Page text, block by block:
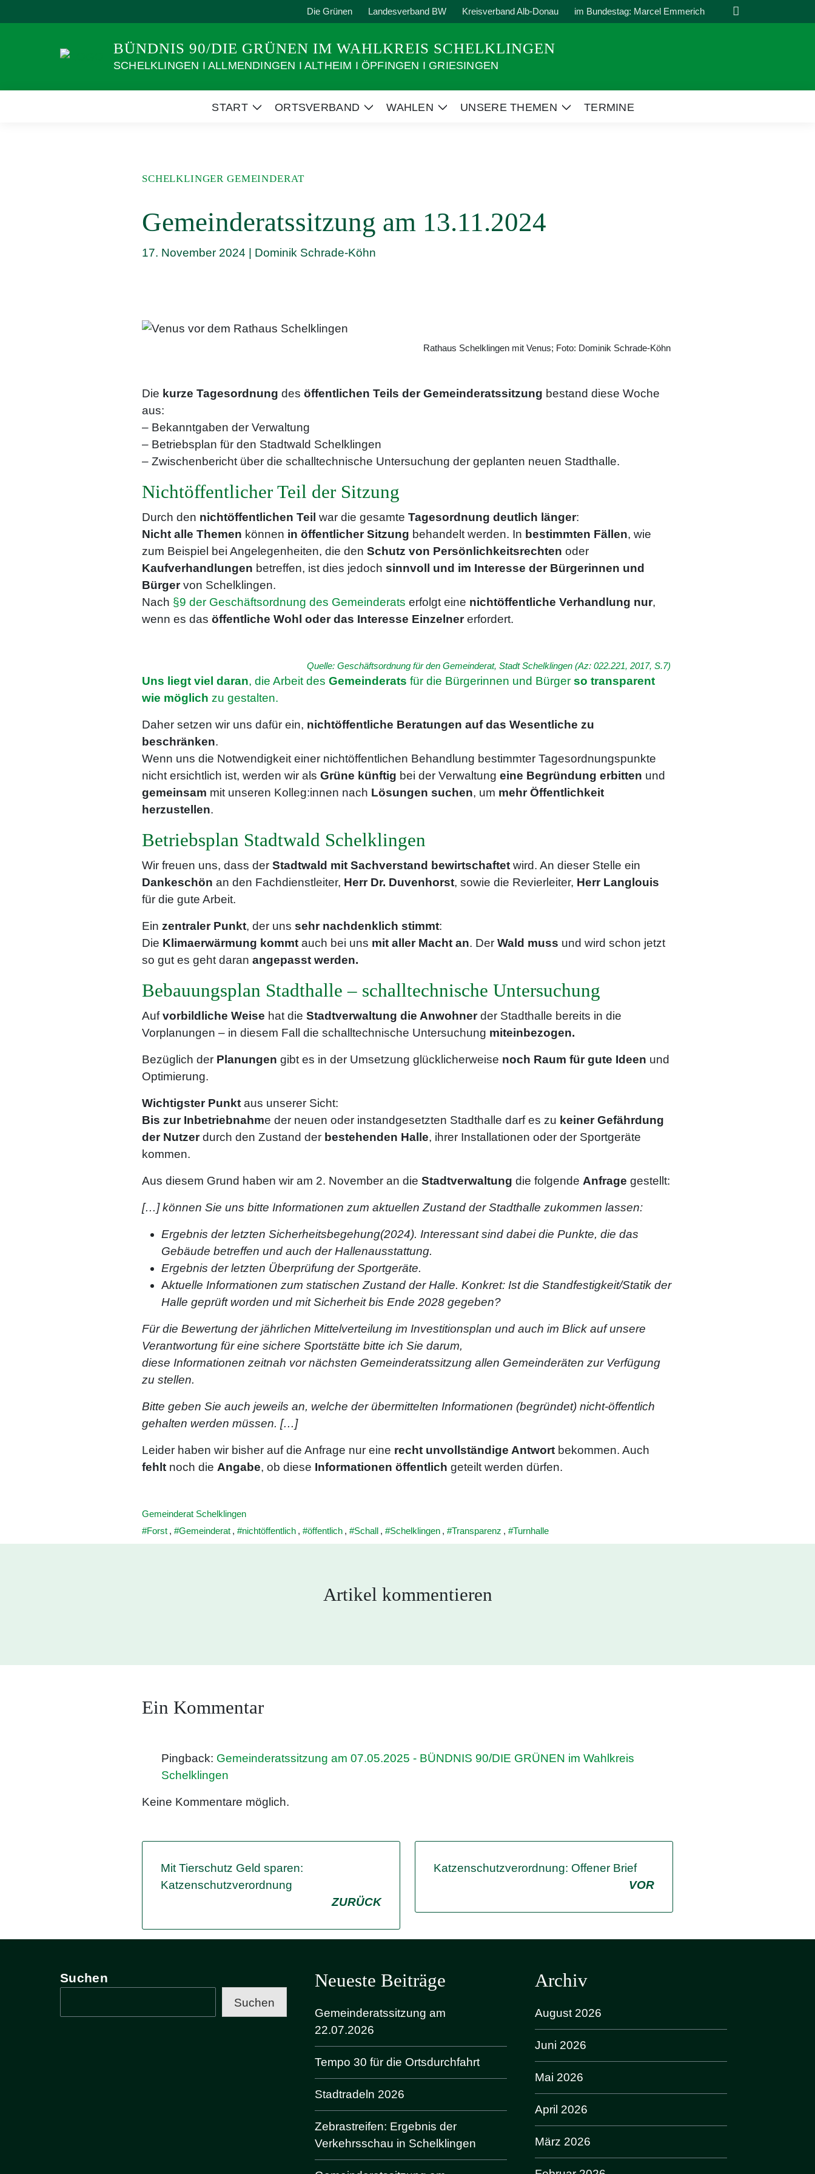
zum
Die Grünen Landesverband BW Kreisverband Alb-Donau im Bundestag: Marcel Emmerich Suche
BÜNDNIS 90/DIE GRÜNEN IM WAHLKREIS SCHELKLINGEN
SCHELKLINGEN I ALLMENDINGEN I ALTHEIM I ÖPFINGEN I GRIESINGEN
START
Zeige
ORTSVERBAND
Zeige
WAHLEN
Zeige
UNSERE THEMEN
Zeige
TERMINE
SCHELKLINGER GEMEINDERAT
Gemeinderatssitzung am 13.11.2024
17. November 2024 Dominik Schrade-Köhn
Rathaus Schelklingen mit Venus; Foto: Dominik Schrade-Köhn
Die kurze Tagesordnung des öffentlichen Teils der Gemeinderatssitzung bestand diese Woche
aus:
– Bekanntgaben der Verwaltung
– Betriebsplan für den Stadtwald Schelklingen
– Zwischenbericht über die schalltechnische Untersuchung der geplanten neuen Stadthalle.
Nichtöffentlicher Teil der Sitzung
Durch den nichtöffentlichen Teil war die gesamte Tagesordnung deutlich länger:
Nicht alle Themen können in öffentlicher Sitzung behandelt werden. In bestimmten Fällen, wie
zum Beispiel bei Angelegenheiten, die den Schutz von Persönlichkeitsrechten oder
Kaufverhandlungen betreffen, ist dies jedoch sinnvoll und im Interesse der Bürgerinnen und
Bürgervon Schelklingen.
Nach §9 der Geschäftsordnung des Gemeinderats erfolgt eine nichtöffentliche Verhandlung nur,
wenn es das öffentliche Wohl oder das Interesse Einzelnererfordert.
Quelle: Geschäftsordnung für den Gemeinderat, Stadt Schelklingen (Az: 022.221, 2017, S.7)
Uns liegt viel daran, die Arbeit des Gemeinderats für die Bürgerinnen und Bürger so transparent
wie möglich zu gestalten.
Daher setzen wir uns dafür ein, nichtöffentliche Beratungen auf das Wesentliche zu
beschränken.
Wenn uns die Notwendigkeit einer nichtöffentlichen Behandlung bestimmter Tagesordnungspunkte
nicht ersichtlich ist, werden wir als Grüne künftig bei der Verwaltung eine Begründung erbitten und
gemeinsam mit unseren Kolleg:innen nach Lösungen suchen, um mehr Öffentlichkeit
herzustellen.
Betriebsplan Stadtwald Schelklingen
Wir freuen uns, dass der Stadtwald mit Sachverstand bewirtschaftet wird. An dieser Stelle ein
Dankeschön an den Fachdienstleiter, Herr Dr. Duvenhorst, sowie die Revierleiter, Herr Langlouis
für die gute Arbeit.
Ein zentraler Punkt, der uns sehr nachdenklich stimmt:
Die Klimaerwärmung kommt auch bei uns mit aller Macht an. Der Wald muss und wird schon jetzt
so gut es geht daran angepasst werden.
Bebauungsplan Stadthalle – schalltechnische Untersuchung
Aufvorbildliche Weise hat die Stadtverwaltung die Anwohnerder Stadthalle bereits in die
Vorplanungen – in diesem Fall die schalltechnische Untersuchung miteinbezogen.
Bezüglich der Planungen gibt es in der Umsetzung glücklicherweise noch Raum für gute Ideen und
Optimierung.
Wichtigster Punkt aus unserer Sicht:
Bis zur Inbetriebnahme der neuen oder instandgesetzten Stadthalle darf es zu keiner Gefährdung
der Nutzerdurch den Zustand der bestehenden Halle, ihrer Installationen oder der Sportgeräte
kommen.
Aus diesem Grund haben wir am 2. November an die Stadtverwaltung die folgende Anfrage gestellt:
[…] können Sie uns bitte Informationen zum aktuellen Zustand der Stadthalle zukommen lassen:
Ergebnis der letzten Sicherheitsbegehung(2024). Interessant sind dabei die Punkte, die das
Gebäude betreffen und auch der Hallenausstattung.
Ergebnis der letzten Überprüfung der Sportgeräte.
Aktuelle Informationen zum statischen Zustand der Halle. Konkret: Ist die Standfestigkeit/Statik der
Halle geprüft worden und mit Sicherheit bis Ende 2028 gegeben?
Für die Bewertung der jährlichen Mittelverteilung im Investitionsplan und auch im Blick auf unsere
Verantwortung für eine sichere Sportstätte bitte ich Sie darum,
diese Informationen zeitnah vor nächsten Gemeinderatssitzung allen Gemeinderäten zur Verfügung
zu stellen.
Bitte geben Sie auch jeweils an, welche der übermittelten Informationen (begründet) nicht-öffentlich
gehalten werden müssen. […]
Leider haben wir bisher auf die Anfrage nur eine recht unvollständige Antwort bekommen. Auch
fehlt noch die Angabe, ob diese Informationen öffentlich geteilt werden dürfen.
Gemeinderat Schelklingen
Forst , Gemeinderat , nichtöffentlich , öffentlich , Schall , Schelklingen , Transparenz , Turnhalle
Artikel kommentieren
Ein Kommentar
Pingback: Gemeinderatssitzung am 07.05.2025 - BÜNDNIS 90/DIE GRÜNEN im Wahlkreis
Schelklingen
Keine Kommentare möglich.
Mit Tierschutz Geld sparen:
Katzenschutzverordnung
ZURÜCK
Katzenschutzverordnung: Offener Brief
VOR
Suchen
Suchen
Neueste Beiträge
Gemeinderatssitzung am
22.07.2026
Tempo 30 für die Ortsdurchfahrt
Stadtradeln 2026
Zebrastreifen: Ergebnis der
Verkehrsschau in Schelklingen
Archiv
August 2026
Juni 2026
Mai 2026
April 2026
März 2026